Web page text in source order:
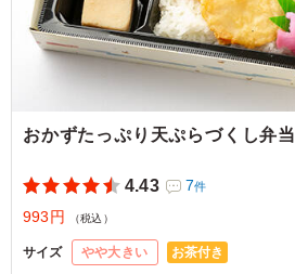
おかずたっぷり天ぷらづくし弁当
4.43 7件
993円 （税込）
サイズ やや大きい お茶付き